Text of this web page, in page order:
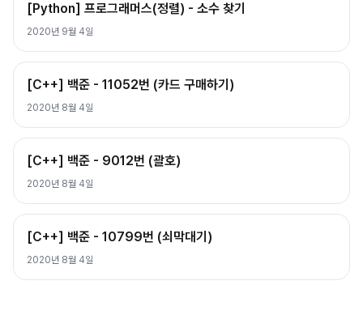
[Python] 프로그래머스(정렬) - 소수 찾기
2020년 9월 4일
[C++] 백준 - 11052번 (카드 구매하기)
2020년 8월 4일
[C++] 백준 - 9012번 (괄호)
2020년 8월 4일
[C++] 백준 - 10799번 (쇠막대기)
2020년 8월 4일